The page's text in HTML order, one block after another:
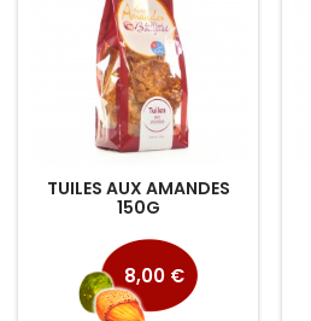
TUILES AUX AMANDES
150G
Prix
8,00 €